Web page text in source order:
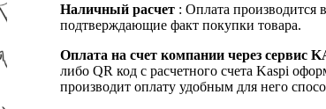
Наличный расчет : Оплата производится
подтверждающие факт покупки товара.
Оплата на счет компании через сервис
либо QR код с расчетного счета Kaspi
производит оплату удобным для него